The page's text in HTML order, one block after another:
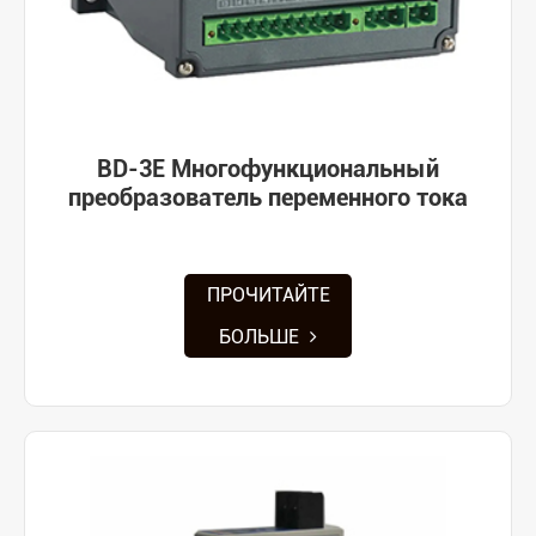
BD-3E Многофункциональный
преобразователь переменного тока
ПРОЧИТАЙТЕ
БОЛЬШЕ